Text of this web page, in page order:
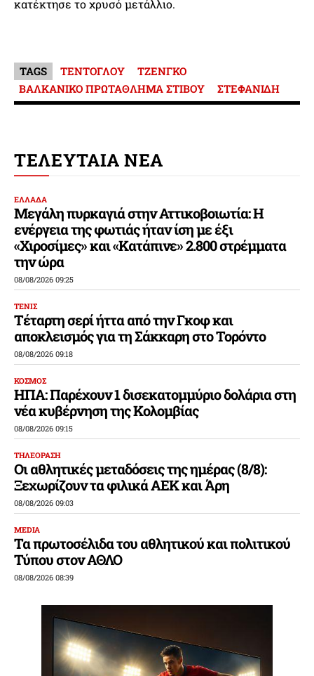
κατέκτησε το χρυσό μετάλλιο.
TAGS ΤΕΝΤΟΓΛΟΥ
ΤΖΕΝΓΚΟ
ΒΑΛΚΑΝΙΚΟ ΠΡΩΤΑΘΛΗΜΑ ΣΤΙΒΟΥ
ΣΤΕΦΑΝΙΔΗ
ΤΕΛΕΥΤΑΙΑ ΝΕΑ
ΕΛΛΑΔΑ
Μεγάλη πυρκαγιά στην Αττικοβοιωτία: Η
ενέργεια της φωτιάς ήταν ίση με έξι
«Χιροσίμες» και «Κατάπινε» 2.800 στρέμματα
την ώρα
08/08/2026 09:25
ΤΕΝΙΣ
Τέταρτη σερί ήττα από την Γκοφ και
αποκλεισμός για τη Σάκκαρη στο Τορόντο
08/08/2026 09:18
ΚΟΣΜΟΣ
ΗΠΑ: Παρέχουν 1 δισεκατομμύριο δολάρια στη
νέα κυβέρνηση της Κολομβίας
08/08/2026 09:15
ΤΗΛΕΟΡΑΣΗ
Οι αθλητικές μεταδόσεις της ημέρας (8/8):
Ξεχωρίζουν τα φιλικά ΑΕΚ και Άρη
08/08/2026 09:03
MEDIA
Τα πρωτοσέλιδα του αθλητικού και πολιτικού
Τύπου στον ΑΘΛΟ
08/08/2026 08:39